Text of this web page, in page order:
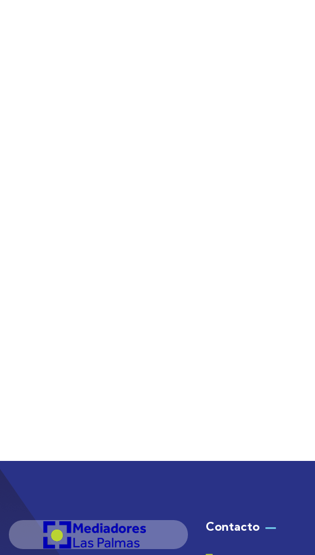
Contacto